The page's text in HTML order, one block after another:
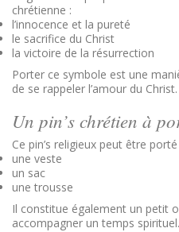
chrétienne :
l’innocence et la pureté
le sacrifice du Christ
la victoire de la résurrection
Porter ce symbole est une
de se rappeler l’amour du Christ.
Un pin’s chrétien à
Ce pin’s religieux peut être
une veste
un sac
une trousse
Il constitue également un petit
accompagner un temps spirituel.